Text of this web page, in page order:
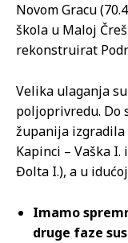
Novom Gracu
škola u Maloj
rekonstruirat
Velika ulaganja
poljoprivredu. Do
županija izgradila
Kapinci – Vaška I.
Đolta I.), a u
Imamo
druge faze